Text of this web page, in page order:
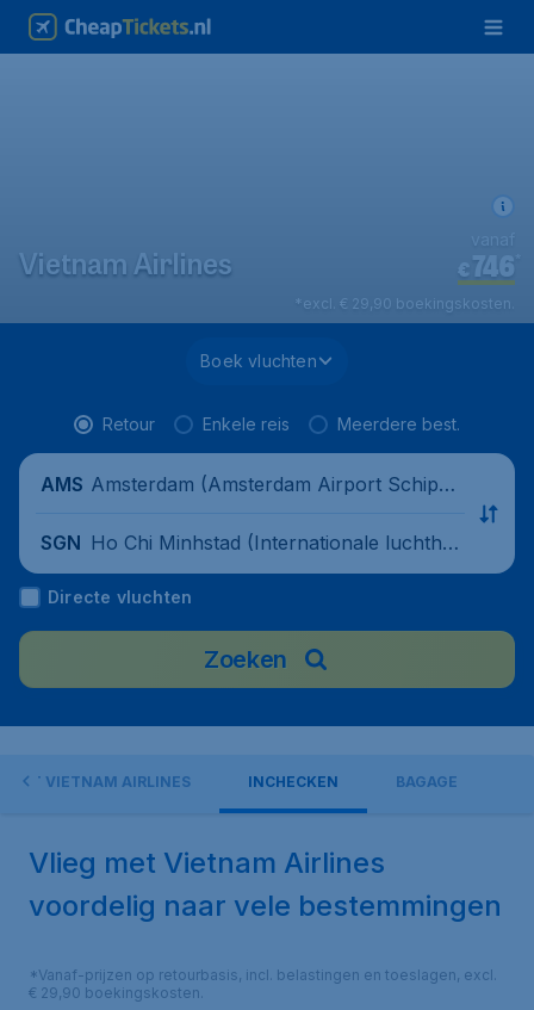
Vietnam Airlines €746
vanaf
*excl. € 29,90 boekingskosten.
Boek vluchten
Retour Enkele reis Meerdere best.
AMS Amsterdam (Amsterdam Airport Schipho
SGN Ho Chi Minhstad (Internationale luchthav
en Tan Son Nhat), Vietnam
Directe vluchten
Zoeken
MET VIETNAM AIRLINES INCHECKEN BAGAGE
Vlieg met Vietnam Airlines
voordelig naar vele bestemmingen
*Vanaf-prijzen op retourbasis, incl. belastingen en toeslagen, excl.
€ 29,90 boekingskosten.